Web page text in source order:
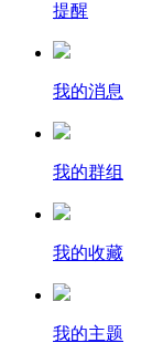
提醒
我的消息
我的群组
我的收藏
我的主题